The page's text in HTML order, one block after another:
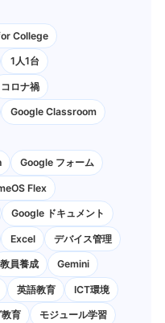
College
1人1台
コロナ禍
Google Classroom
Google フォーム
Flex
Google ドキュメント
Excel デバイス管理
教員養成 Gemini
英語教育 ICT環境
育 モジュール学習